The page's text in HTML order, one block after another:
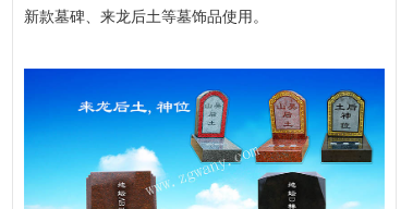
新款墓碑、来龙后土等墓饰品使用。